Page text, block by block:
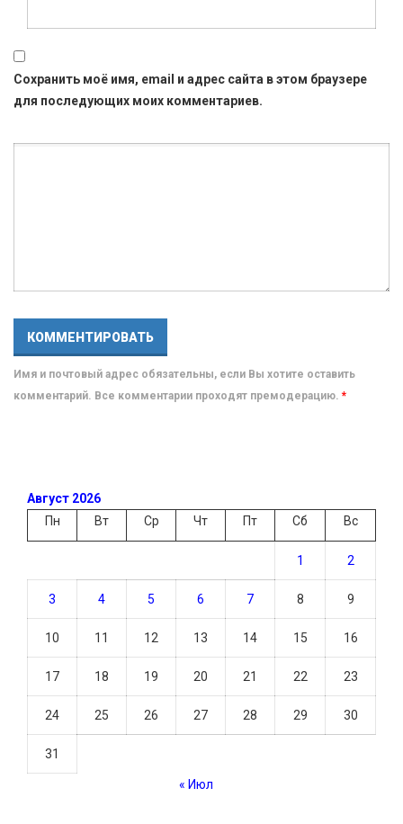
Сохранить моё имя, email и адрес сайта в этом браузере
для последующих моих комментариев.
Имя и почтовый адрес обязательны, если Вы хотите оставить
комментарий. Все комментарии проходят премодерацию. *
Август 2026
Пн
Вт Ср Чт Пт Сб Вс
1 2
3 4 5 6 7 8 9
10 11 12 13 14 15 16
17 18 19 20 21 22 23
24 25 26 27 28 29 30
31
« Июл